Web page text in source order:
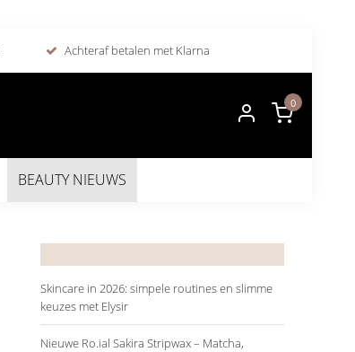
Achteraf betalen met Klarna
0
BEAUTY NIEUWS
Skincare in 2026: simpele routines en slimme
keuzes met Elysir
Nieuwe Ro.ial Sakira Stripwax – Matcha,